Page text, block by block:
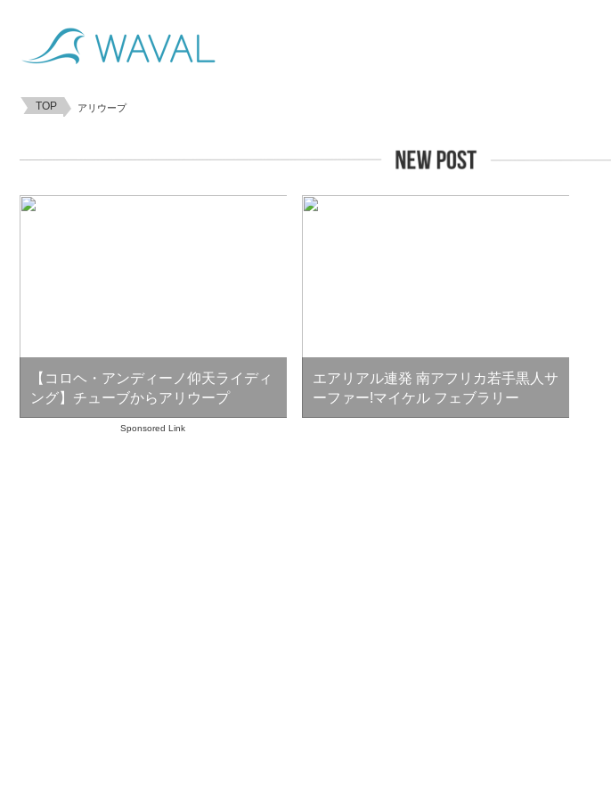
TOP アリウープ
【コロヘ・アンディーノ仰天ライディ
ング】チューブからアリウープ
エアリアル連発 南アフリカ若手黒人サ
ーファー!マイケル フェブラリー
Sponsored Link